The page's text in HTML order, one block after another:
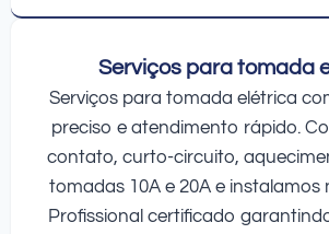
Serviços para tomada
Serviços para tomada elétrica
preciso e atendimento rápido.
contato, curto-circuito,
tomadas 10A e 20A e instalamos
Profissional certificado